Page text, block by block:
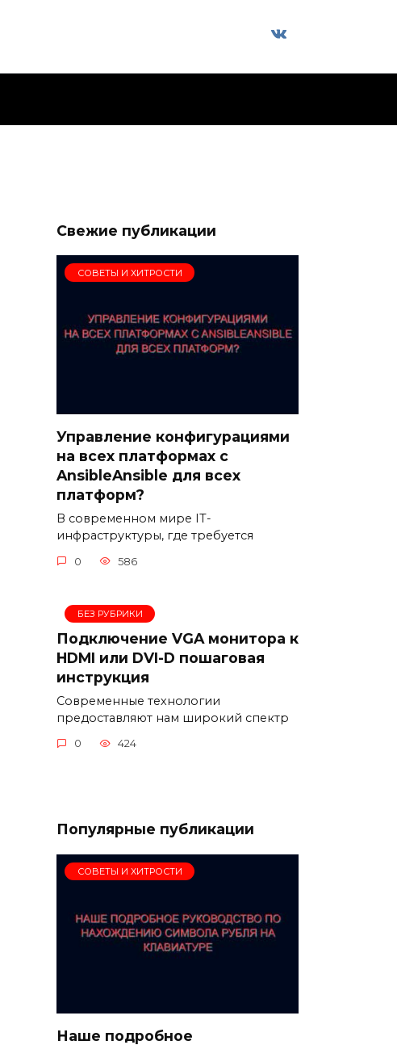
Свежие публикации
СОВЕТЫ И ХИТРОСТИ
Управление конфигурациями
на всех платформах с
AnsibleAnsible для всех
платформ?
В современном мире IT-
инфраструктуры, где требуется
0 586
БЕЗ РУБРИКИ
Подключение VGA монитора к
HDMI или DVI-D пошаговая
инструкция
Современные технологии
предоставляют нам широкий спектр
0 424
Популярные публикации
СОВЕТЫ И ХИТРОСТИ
Наше подробное